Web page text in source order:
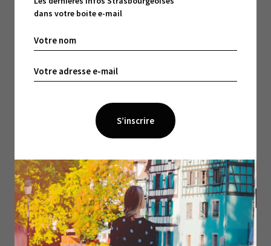
dans votre boite e-mail